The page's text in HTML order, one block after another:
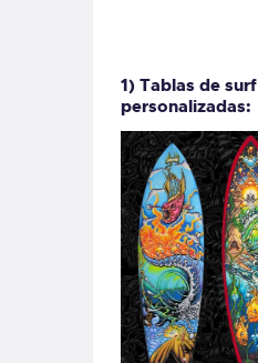
1) Tablas de surf
personalizadas: